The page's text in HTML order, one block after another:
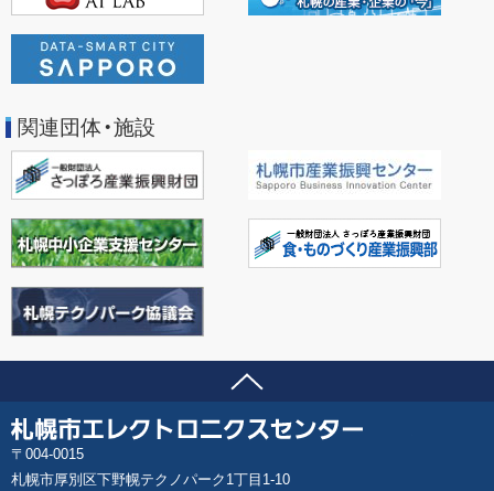
関連団体・施設
ページの先頭へ
問い合わせ先
郵
便
004-0015
札幌市厚別区下野幌テクノパーク1丁目1-10